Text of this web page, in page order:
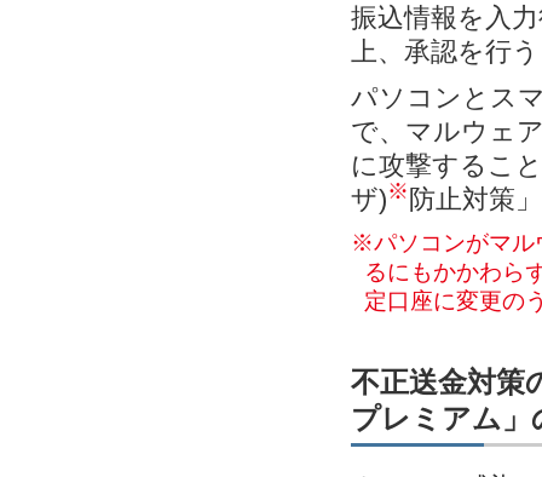
振込情報を入
上、承認を行
パソコンとス
で、マルウェ
に攻撃するこ
ザ)※ 防止対策
※パソコンがマル
るにもかかわら
定口座に変更の
不正送金対策
プレミアム」